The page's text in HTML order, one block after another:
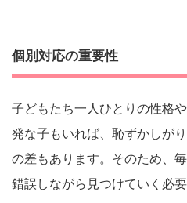
個別対応の重要性
子どもたち一人ひとりの性格
発な子もいれば、恥ずかしが
の差もあります。そのため、
錯誤しながら見つけていく必要